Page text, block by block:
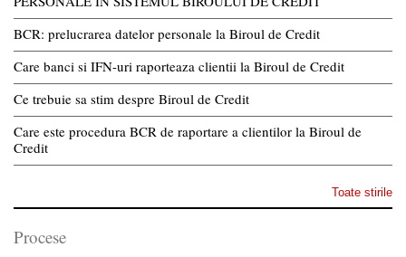
BCR: prelucrarea datelor personale la Biroul de Credit
Care banci si IFN-uri raporteaza clientii la Biroul de Credit
Ce trebuie sa stim despre Biroul de Credit
Care este procedura BCR de raportare a clientilor la Biroul de
Credit
Toate stirile
Procese